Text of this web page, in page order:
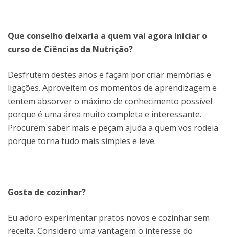
Que conselho deixaria a quem vai agora iniciar o
curso de Ciências da Nutrição?
Desfrutem destes anos e façam por criar memórias e
ligações. Aproveitem os momentos de aprendizagem e
tentem absorver o máximo de conhecimento possível
porque é uma área muito completa e interessante.
Procurem saber mais e peçam ajuda a quem vos rodeia
porque torna tudo mais simples e leve.
Gosta de cozinhar?
Eu adoro experimentar pratos novos e cozinhar sem
receita. Considero uma vantagem o interesse do